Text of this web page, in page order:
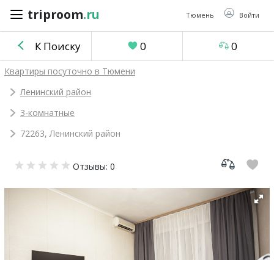
triproom.ru Тюмень Войти
triproom .ru
Российский
Войти / Зарегистрироваться
объявление
К Поиску 0 0
Квартиры посуточно в Тюмени
Ленинский район
3-комнатные
72263, Ленинский район
Отзывы: 0